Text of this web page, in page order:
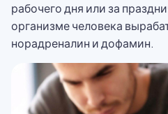
рабочего дня или за
организме человека
норадреналин и дофамин.